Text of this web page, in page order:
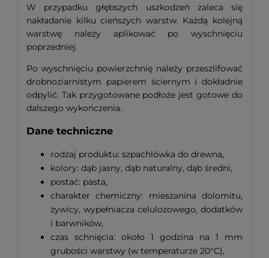
W przypadku głębszych uszkodzeń zaleca się
nakładanie kilku cieńszych warstw. Każdą kolejną
warstwę należy aplikować po wyschnięciu
poprzedniej.
Po wyschnięciu powierzchnię należy przeszlifować
drobnoziarnistym papierem ściernym i dokładnie
odpylić. Tak przygotowane podłoże jest gotowe do
dalszego wykończenia.
Dane techniczne
rodzaj produktu: szpachlówka do drewna,
kolory: dąb jasny, dąb naturalny, dąb średni,
postać: pasta,
charakter chemiczny: mieszanina dolomitu,
żywicy, wypełniacza celulozowego, dodatków
i barwników,
czas schnięcia: około 1 godzina na 1 mm
grubości warstwy (w temperaturze 20°C),